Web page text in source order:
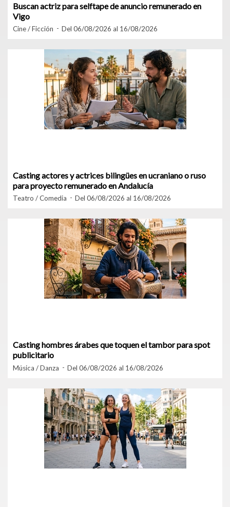
Buscan actriz para selftape de anuncio remunerado en
Vigo
Cine / Ficción Del 06/08/2026 al 16/08/2026
Casting actores y actrices bilingües en ucraniano o ruso
para proyecto remunerado en Andalucía
Teatro / Comedia Del 06/08/2026 al 16/08/2026
Casting hombres árabes que toquen el tambor para spot
publicitario
Música / Danza Del 06/08/2026 al 16/08/2026